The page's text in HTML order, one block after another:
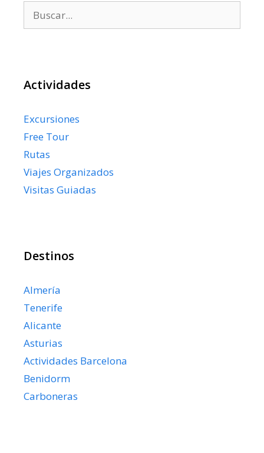
Actividades
Excursiones
Free Tour
Rutas
Viajes Organizados
Visitas Guiadas
Destinos
Almería
Tenerife
Alicante
Asturias
Actividades Barcelona
Benidorm
Carboneras